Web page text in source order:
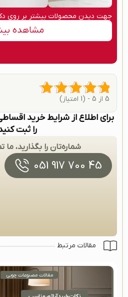
جهت دیدن محصولات بیشتر بر روی
مشاهده
5 از 5 - (1 امتیاز)
برای اطلاع از شرایط خرید
را ثبت
شماره‌تان را بگذارید،
45 700 917 051
مقالات مرتبط
مقالات مصنوعات چوبی